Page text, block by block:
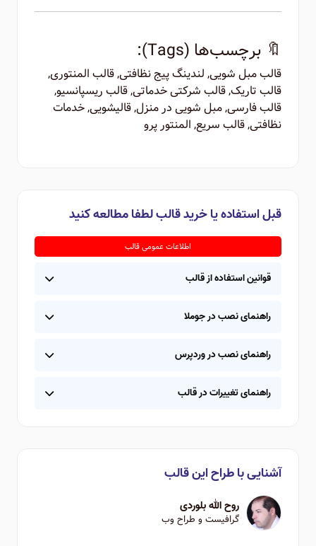
🔖 برچسب‌ها (Tags):
قالب مبل شویی, لندینگ پیج نظافتی, قالب المنتوری,
قالب تاریک, قالب شرکتی خدماتی, قالب ریسپانسیو,
قالب فارسی, مبل شویی در منزل, قالیشویی, خدمات
نظافتی, قالب سریع, المنتور پرو
قبل استفاده یا خرید قالب لطفا مطالعه کنید
اطلاعات عمومی قالب
قوانین استفاده از قالب
راهنمای نصب در جوملا
راهنمای نصب در وردپرس
راهنمای تغییرات در قالب
آشنایی با طراح این قالب
روح الله بلوردی
گرافیست و طراح وب